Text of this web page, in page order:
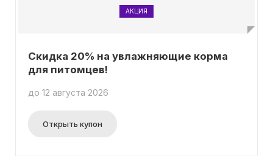
АКЦИЯ
Скидка 20% на увлажняющие корма
для питомцев!
до 12 августа 2026
Открыть купон